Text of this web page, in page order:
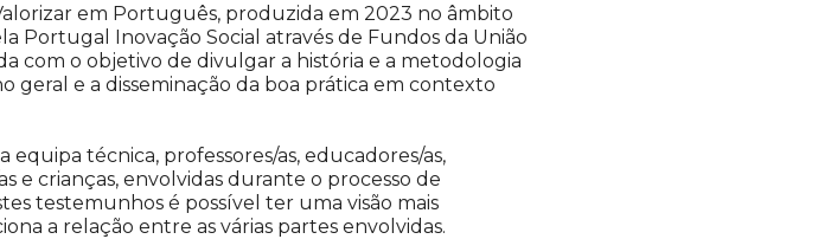
em Português, produzida em 2023 no âmbito
Portugal Inovação Social através de Fundos da União
com o objetivo de divulgar a história e a metodologia
geral e a disseminação da boa prática em contexto
técnica, professores/as, educadores/as,
e crianças, envolvidas durante o processo de
testemunhos é possível ter uma visão mais
a relação entre as várias partes envolvidas.